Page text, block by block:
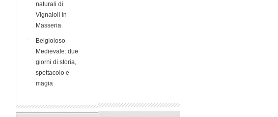
naturali di
Vignaioli in
Masseria
Belgioioso
Medievale: due
giorni di storia,
spettacolo e
magia